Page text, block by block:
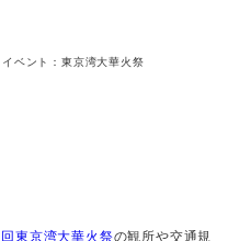
イベント：東京湾大華火祭
回東京湾大華火祭の観所や交通規